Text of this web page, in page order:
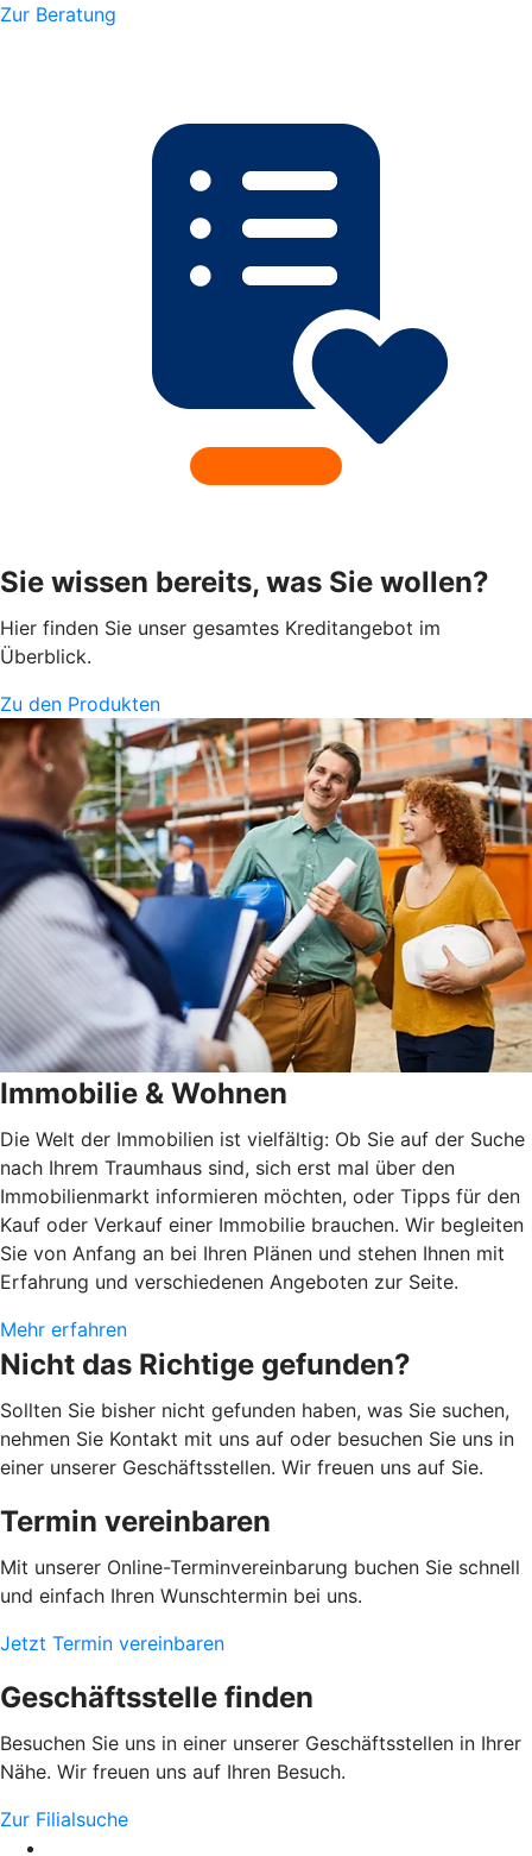
Zur Beratung
Sie wissen bereits, was Sie wollen?
Hier finden Sie unser gesamtes Kreditangebot im
Überblick.
Zu den Produkten
Immobilie & Wohnen
Die Welt der Immobilien ist vielfältig: Ob Sie auf der Suche
nach Ihrem Traumhaus sind, sich erst mal über den
Immobilienmarkt informieren möchten, oder Tipps für den
Kauf oder Verkauf einer Immobilie brauchen. Wir begleiten
Sie von Anfang an bei Ihren Plänen und stehen Ihnen mit
Erfahrung und verschiedenen Angeboten zur Seite.
Mehr erfahren
Nicht das Richtige gefunden?
Sollten Sie bisher nicht gefunden haben, was Sie suchen,
nehmen Sie Kontakt mit uns auf oder besuchen Sie uns in
einer unserer Geschäftsstellen. Wir freuen uns auf Sie.
Termin vereinbaren
Mit unserer Online-Terminvereinbarung buchen Sie schnell
und einfach Ihren Wunschtermin bei uns.
Jetzt Termin vereinbaren
Geschäftsstelle finden
Besuchen Sie uns in einer unserer Geschäftsstellen in Ihrer
Nähe. Wir freuen uns auf Ihren Besuch.
Zur Filialsuche